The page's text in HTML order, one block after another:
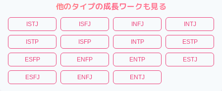
他のタイプの成長ワークも見る
ISTJ ISFJ INFJ INTJ
ISTP ISFP INTP ESTP
ESFP ENFP ENTP ESTJ
ESFJ ENFJ ENTJ